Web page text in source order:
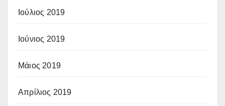
Ιούλιος 2019
Ιούνιος 2019
Μάιος 2019
Απρίλιος 2019